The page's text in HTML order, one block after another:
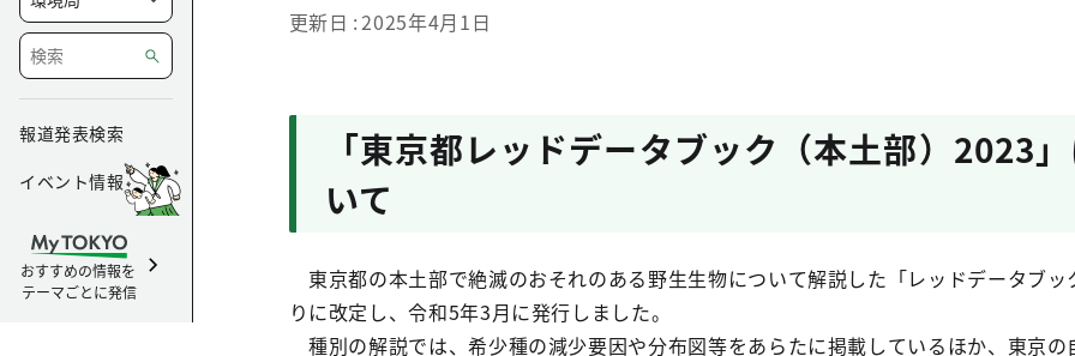
報道発表検索
イベント情報
おすすめの情報を
テーマごとに発信
更新日 2025年4月1日
「東京都レッドデータブック（本土部）2023
いて
東京都の本土部で絶滅のおそれのある野生生物について解説した「レッドデータブッ
りに改定し、令和5年3月に発行しました。
種別の解説では、希少種の減少要因や分布図等をあらたに掲載しているほか、東京の